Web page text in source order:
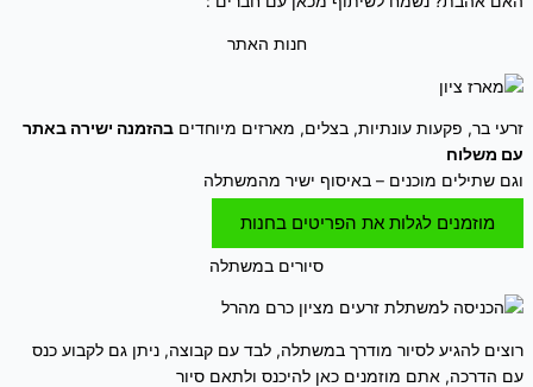
חנות האתר
זרעי בר, פקעות עונתיות, בצלים, מארזים מיוחדים בהזמנה ישירה באתר
עם משלוח
וגם שתילים מוכנים – באיסוף ישיר מהמשתלה
מוזמנים לגלות את הפריטים בחנות
סיורים במשתלה
רוצים להגיע לסיור מודרך במשתלה, לבד עם קבוצה, ניתן גם לקבוע כנס
עם הדרכה, אתם מוזמנים כאן להיכנס ולתאם סיור